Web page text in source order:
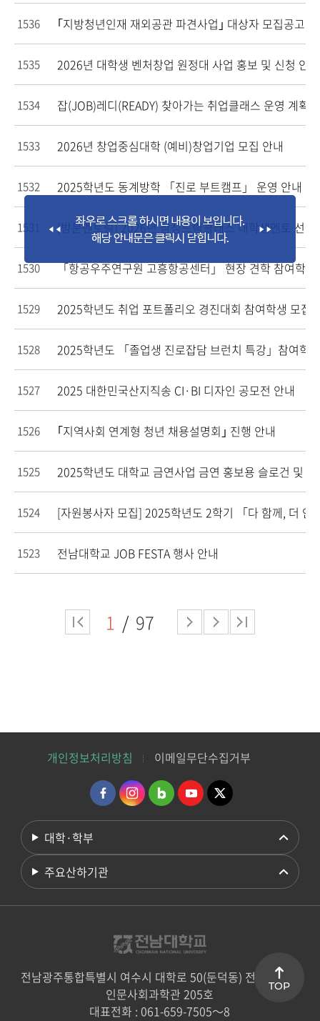
1536 ｢지방청년인재 재외공관 파견사업｣ 대상자 모집공고
1535 2026년 대학생 벤처창업 원정대 사업 홍보 및 신청 안내
1534 잡(JOB)레디(READY) 찾아가는 취업클래스 운영 계획
1533 2026년 창업중심대학 (예비)창업기업 모집 안내
1532 2025학년도 동계방학 「진로 부트캠프」 운영 안내
1531 [방문멘토링] 2026년 삼성드림클래스 대학생멘토 선발
1530 「항공우주연구원 고흥항공센터」 현장 견학 참여학생
1529 2025학년도 취업 포트폴리오 경진대회 참여학생 모집
1528 2025학년도 「졸업생 진로잡담 브런치 특강」참여학
1527 2025 대한민국산지직송 CI·BI 디자인 공모전 안내
1526 ｢지역사회 연계형 청년 채용설명회｣ 진행 안내
1525 2025학년도 대학교 금연사업 금연 홍보용 슬로건 및
1524 [자원봉사자 모집] 2025학년도 2학기 「다 함께, 더 안
1523 전남대학교 JOB FESTA 행사 안내
1 97
개인정보처리방침 이메일무단수집거부
대학·학부
주요산하기관
전남광주통합특별시 여수시 대학로 50(둔덕동) 전남대학교
인문사회과학관 205호
대표전화 : 061-659-7505～8
TOP